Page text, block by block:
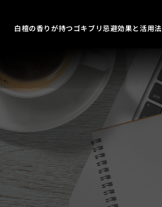
白檀の香りが持つゴキブリ忌避効果と活用法